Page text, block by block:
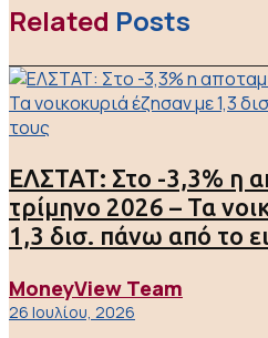
Related Posts
ΕΛΣΤΑΤ: Στο -3,3% η
τρίμηνο 2026 – Τα
1,3 δισ. πάνω από το
MoneyView Team
26 Ιουλίου, 2026